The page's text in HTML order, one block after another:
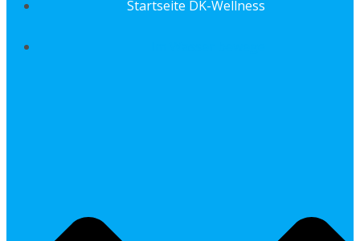
Startseite DK-Wellness